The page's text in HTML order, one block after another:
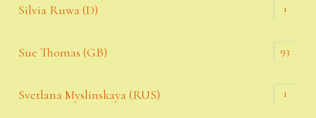
Silvia Ruwa (D) 1
Sue Thomas (GB) 93
Svetlana Myslinskaya (RUS) 1